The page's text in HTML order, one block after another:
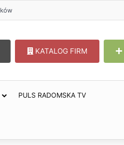
KATALOG FIRM
PULS RADOMSKA TV